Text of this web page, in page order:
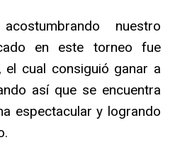
nuestro
en este torneo fue
el cual consiguió ganar a
así que se encuentra
espectacular y logrando